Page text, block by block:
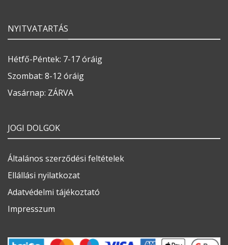
NYITVATARTÁS
Hétfő-Péntek: 7-17 óráig
Szombat: 8-12 óráig
Vasárnap: ZÁRVA
JOGI DOLGOK
Általános szerződési feltételek
Ellállási nyilatkozat
Adatvédelmi tájékoztató
Impresszum